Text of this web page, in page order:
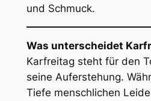
und Schmuck.
Was unterscheidet
Karfreitag steht für den
seine Auferstehung.
Tiefe menschlichen